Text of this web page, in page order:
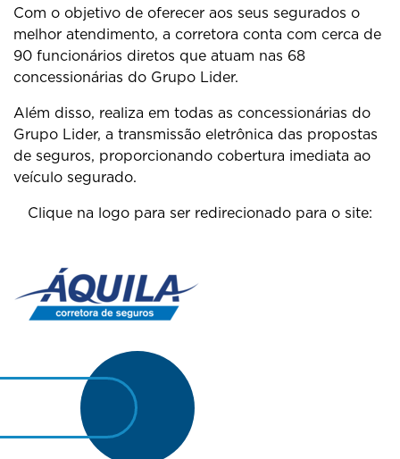
Com o objetivo de oferecer aos seus segurados o
melhor atendimento, a corretora conta com cerca de
90 funcionários diretos que atuam nas 68
concessionárias do Grupo Lider.
Além disso, realiza em todas as concessionárias do
Grupo Lider, a transmissão eletrônica das propostas
de seguros, proporcionando cobertura imediata ao
veículo segurado.
Clique na logo para ser redirecionado para o site: